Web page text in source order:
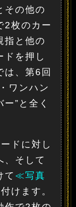
その他の
2枚のカー
指と他の
ドを押し
は、第6回
ワンハン
”と全く
ドに対し
、そして
て ≪写真
けます。